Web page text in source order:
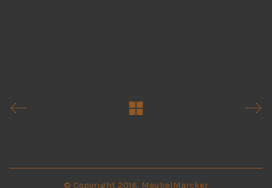
© Copyright 2016. MeubelMarcker